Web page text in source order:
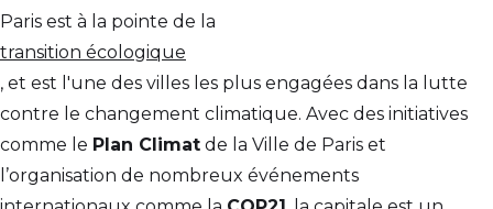
Paris est à la pointe de la
transition écologique
, et est l'une des villes les plus engagées dans la lutte
contre le changement climatique. Avec des initiatives
comme le Plan Climat de la Ville de Paris et
l’organisation de nombreux événements